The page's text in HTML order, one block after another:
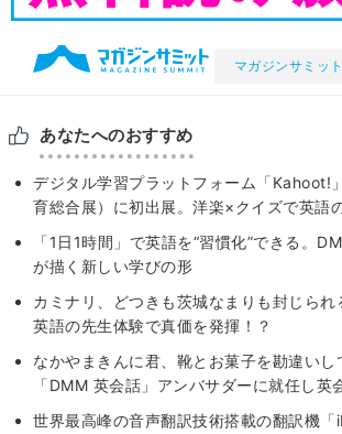
マガジンサミッ
あなたへのおすすめ
デジタル学習プラットフォーム「Kahoot!
育総合展）に初出展。洋楽×クイズで英語
「1日1時間」で英語を“習慣化”できる。
が描く新しい学びの形
カミナリ、どつきも茨城なまりも封じられ
英語の先生体験で真価を発揮！？
なかやまきんに君、靴とお菓子を勘違いし
「DMM 英会話」アンバサダーに就任し英
世界最高峰の音声翻訳技術搭載の翻訳機